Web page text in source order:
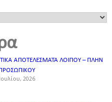
ΑΠΟΤΕΛΕΣΜΑΤΑ ΛΟΙΠΟΥ – ΠΛΗΝ
2026